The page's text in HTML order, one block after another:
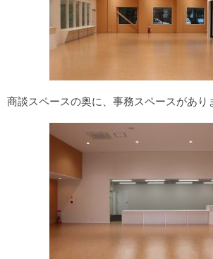
商談スペースの奥に、事務スペースがあり